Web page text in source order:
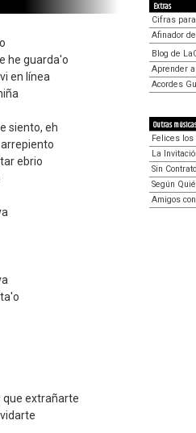
he guarda'o
en línea
siento, eh
ebrio
que extrañarte
Extras
Cifras
Afinador
Blog de
Aprender
Acordes
Outras
Felices los
La
Sin
Según
Amigos